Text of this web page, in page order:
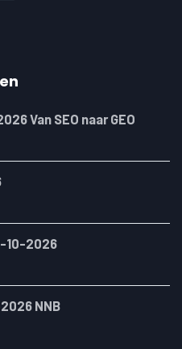
Van SEO naar GEO
10-2026
NNB